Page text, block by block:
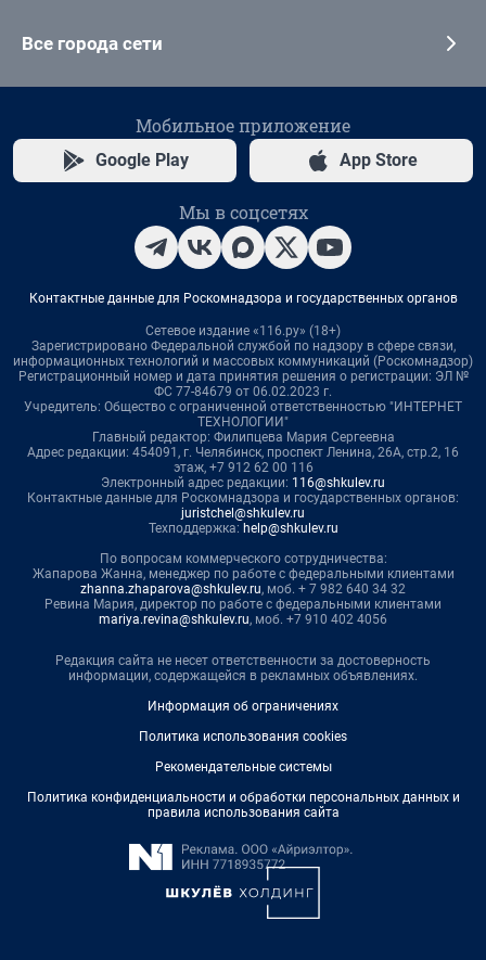
Все города сети
Мобильное приложение
Google Play App Store
Мы в соцсетях
Контактные данные для Роскомнадзора и государственных органов
Сетевое издание «116.ру» (18+)
Зарегистрировано Федеральной службой по надзору в сфере связи,
информационных технологий и массовых коммуникаций (Роскомнадзор)
Регистрационный номер и дата принятия решения о регистрации: ЭЛ №
ФС 77-84679 от 06.02.2023 г.
Учредитель: Общество с ограниченной ответственностью "ИНТЕРНЕТ
ТЕХНОЛОГИИ"
Главный редактор: Филипцева Мария Сергеевна
Адрес редакции: 454091, г. Челябинск, проспект Ленина, 26А, стр.2, 16
этаж, +7 912 62 00 116
Электронный адрес редакции: 116@shkulev.ru
Контактные данные для Роскомнадзора и государственных органов:
juristchel@shkulev.ru
Техподдержка: help@shkulev.ru
По вопросам коммерческого сотрудничества:
Жапарова Жанна, менеджер по работе с федеральными клиентами
zhanna.zhaparova@shkulev.ru, моб. + 7 982 640 34 32
Ревина Мария, директор по работе с федеральными клиентами
mariya.revina@shkulev.ru, моб. +7 910 402 4056
Редакция сайта не несет ответственности за достоверность
информации, содержащейся в рекламных объявлениях.
Информация об ограничениях
Политика использования cookies
Рекомендательные системы
Политика конфиденциальности и обработки персональных данных и
правила использования сайта